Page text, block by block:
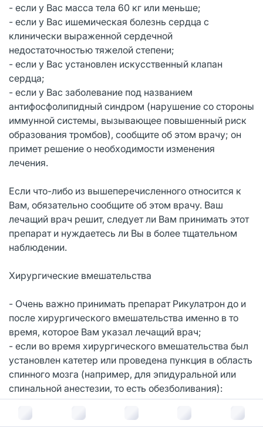
- если у Вас масса тела 60 кг или меньше;
- если у Вас ишемическая болезнь сердца с
клинически выраженной сердечной
недостаточностью тяжелой степени;
- если у Вас установлен искусственный клапан
сердца;
- если у Вас заболевание под названием
антифосфолипидный синдром (нарушение со стороны
иммунной системы, вызывающее повышенный риск
образования тромбов), сообщите об этом врачу; он
примет решение о необходимости изменения
лечения.
Если что-либо из вышеперечисленного относится к
Вам, обязательно сообщите об этом врачу. Ваш
лечащий врач решит, следует ли Вам принимать этот
препарат и нуждаетесь ли Вы в более тщательном
наблюдении.
Хирургические вмешательства
- Очень важно принимать препарат Рикулатрон до и
после хирургического вмешательства именно в то
время, которое Вам указал лечащий врач;
- если во время хирургического вмешательства был
установлен катетер или проведена пункция в область
спинного мозга (например, для эпидуральной или
спинальной анестезии, то есть обезболивания):
- очень важно принимать препарат Рикулатрон до и
после введения или удаления катетера именно в то